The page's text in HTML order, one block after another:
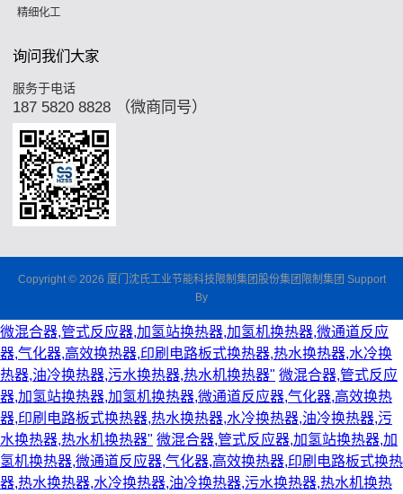
精细化工
询问我们大家
服务于电话
187 5820 8828 （微商同号）
Copyright © 2026 厦门沈氏工业节能科技限制集团股份集团限制集团 Support
By
微混合器,管式反应器,加氢站换热器,加氢机换热器,微通道反应
器,气化器,高效换热器,印刷电路板式换热器,热水换热器,水冷换
热器,油冷换热器,污水换热器,热水机换热器" 微混合器,管式反应
器,加氢站换热器,加氢机换热器,微通道反应器,气化器,高效换热
器,印刷电路板式换热器,热水换热器,水冷换热器,油冷换热器,污
水换热器,热水机换热器" 微混合器,管式反应器,加氢站换热器,加
氢机换热器,微通道反应器,气化器,高效换热器,印刷电路板式换热
器,热水换热器,水冷换热器,油冷换热器,污水换热器,热水机换热